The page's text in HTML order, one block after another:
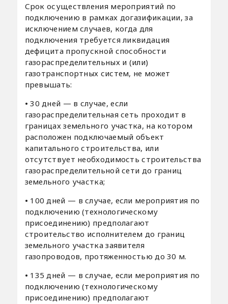
Срок осуществления мероприятий по
подключению в рамках догазификации, за
исключением случаев, когда для
подключения требуется ликвидация
дефицита пропускной способности
газораспределительных и (или)
газотранспортных систем, не может
превышать:
•30 дней — в случае, если
газораспределительная сеть проходит в
границах земельного участка, на котором
расположен подключаемый объект
капитального строительства, или
отсутствует необходимость строительства
газораспределительной сети до границ
земельного участка;
• 100 дней — в случае, если мероприятия по
подключению (технологическому
присоединению) предполагают
строительство исполнителем до границ
земельного участка заявителя
газопроводов, протяженностью до 30 м.
• 135 дней — в случае, если мероприятия по
подключению (технологическому
присоединению) предполагают